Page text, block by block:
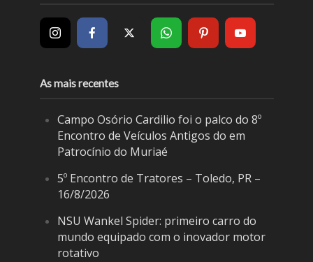
As mais recentes
Campo Osório Cardilio foi o palco do 8º
Encontro de Veículos Antigos do em
Patrocínio do Muriaé
5º Encontro de Tratores – Toledo, PR –
16/8/2026
NSU Wankel Spider: primeiro carro do
mundo equipado com o inovador motor
rotativo